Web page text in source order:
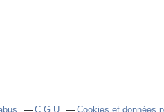
C.G.U. Cookies et données